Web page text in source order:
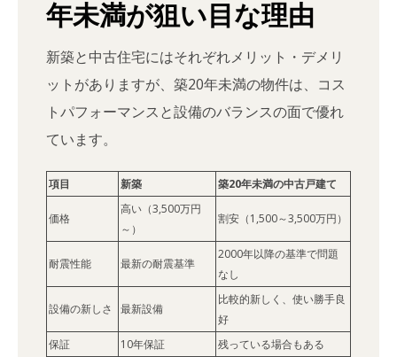
年未満が狙い目な理由
新築と中古住宅にはそれぞれメリット・デメリ
ットがありますが、築20年未満の物件は、コス
トパフォーマンスと設備のバランスの面で優れ
ています。
項目 新築 築20年未満の中古戸建て
価格
高い（3,500万円
～）
割安（1,500～3,500万円）
耐震性能 最新の耐震基準
2000年以降の基準で問題
なし
設備の新しさ 最新設備
比較的新しく、使い勝手良
好
保証
10年保証
残っている場合もある